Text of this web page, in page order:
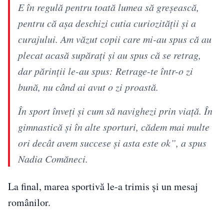
E în regulă pentru toată lumea să greşească,
pentru că aşa deschizi cutia curiozităţii şi a
curajului. Am văzut copii care mi-au spus că au
plecat acasă supăraţi şi au spus că se retrag,
dar părinţii le-au spus: Retrage-te într-o zi
bună, nu când ai avut o zi proastă.
În sport înveţi şi cum să navighezi prin viaţă. În
gimnastică şi în alte sporturi, cădem mai multe
ori decât avem succese şi asta este ok”, a spus
Nadia Comăneci.
La final, marea sportivă le-a trimis și un mesaj
românilor.